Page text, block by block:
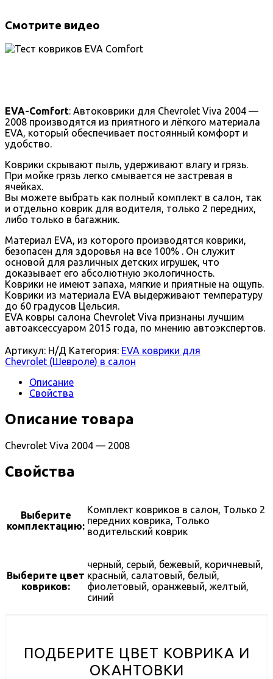
Смотрите видео
EVA-Comfort: Автоковрики для Chevrolet Viva 2004 —
2008 производятся из приятного и лёгкого материала
EVA, который обеспечивает постоянный комфорт и
удобство.
Коврики скрывают пыль, удерживают влагу и грязь.
При мойке грязь легко смывается не застревая в
ячейках.
Вы можете выбрать как полный комплект в салон, так
и отдельно коврик для водителя, только 2 передних,
либо только в багажник.
Материал EVA, из которого производятся коврики,
безопасен для здоровья на все 100% . Он служит
основой для различных детских игрушек, что
доказывает его абсолютную экологичность.
Коврики не имеют запаха, мягкие и приятные на ощупь.
Коврики из материала EVA выдерживают температуру
до 60 градусов Цельсия.
EVA ковры салона Chevrolet Viva признаны лучшим
автоаксессуаром 2015 года, по мнению автоэкспертов.
Артикул: Н/Д Категория: EVA коврики для
Chevrolet (Шевроле) в салон
Описание
Свойства
Описание товара
Chevrolet Viva 2004 — 2008
Свойства
Выберите
комплектацию:
Комплект ковриков в салон, Только 2
передних коврика, Только
водительский коврик
Выберите цвет
ковриков:
черный, серый, бежевый, коричневый,
красный, салатовый, белый,
фиолетовый, оранжевый, желтый,
синий
ПОДБЕРИТЕ ЦВЕТ КОВРИКА И
ОКАНТОВКИ